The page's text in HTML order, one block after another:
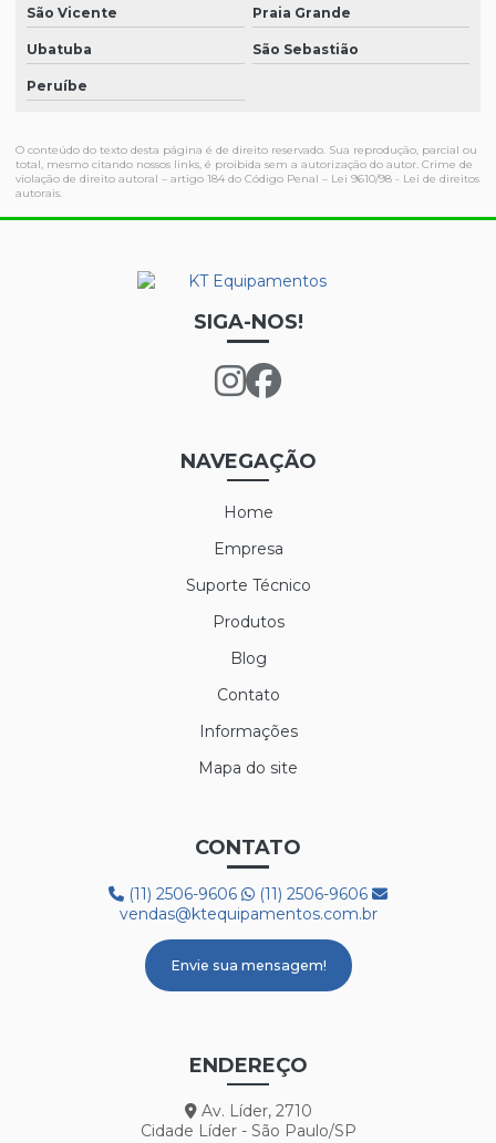
São Vicente Praia Grande
Ubatuba São Sebastião
Peruíbe
O conteúdo do texto desta página é de direito reservado. Sua reprodução, parcial ou
total, mesmo citando nossos links, é proibida sem a autorização do autor. Crime de
violação de direito autoral – artigo 184 do Código Penal – Lei 9610/98 - Lei de direitos
autorais
SIGA-NOS!
NAVEGAÇÃO
Home
Empresa
Suporte Técnico
Produtos
Blog
Contato
Informações
Mapa do site
CONTATO
(11) 2506-9606
(11) 2506-9606
vendas@ktequipamentos.com.br
Envie sua mensagem!
ENDEREÇO
Av. Líder, 2710
Cidade Líder - São Paulo/SP